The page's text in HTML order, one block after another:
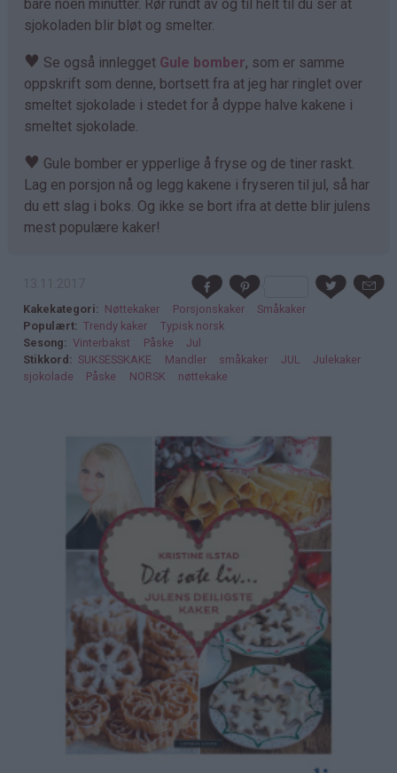
bare noen minutter. Rør rundt av og til helt til du ser at
sjokoladen blir bløt og smelter.
♥ Se også innlegget Gule bomber, som er samme
oppskrift som denne, bortsett fra at jeg har ringlet over
smeltet sjokolade i stedet for å dyppe halve kakene i
smeltet sjokolade.
♥ Gule bomber er ypperlige å fryse og de tiner raskt.
Lag en porsjon nå og legg kakene i fryseren til jul, så har
du ett slag i boks. Og ikke se bort ifra at dette blir julens
mest populære kaker!
Kakekategori Nøttekaker Porsjonskaker
Småkaker
Populært
Trendy kaker
Typisk norsk
Sesong
Vinterbakst Påske
Jul
Stikkord
SUKSESSKAKE Mandler småkaker JUL
Julekaker
sjokolade
Påske NORSK nøttekake